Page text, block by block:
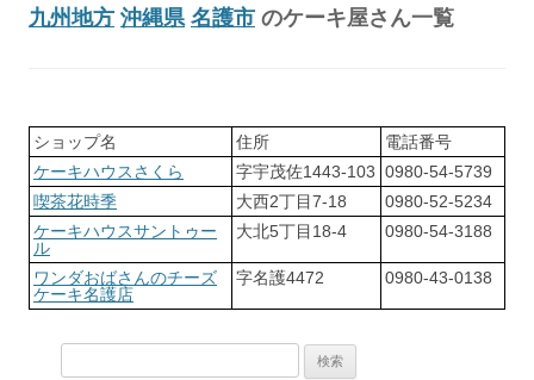
九州地方 沖縄県 名護市 のケーキ屋さん一覧
ショップ名 住所
電話番号
ケーキハウスさくら
字宇茂佐1443-103 0980-54-5739
喫茶花時季
大西2丁目7-18
0980-52-5234
ケーキハウスサントゥー
ル
大北5丁目18-4 0980-54-3188
ワンダおばさんのチーズ
ケーキ名護店
字名護4472 0980-43-0138